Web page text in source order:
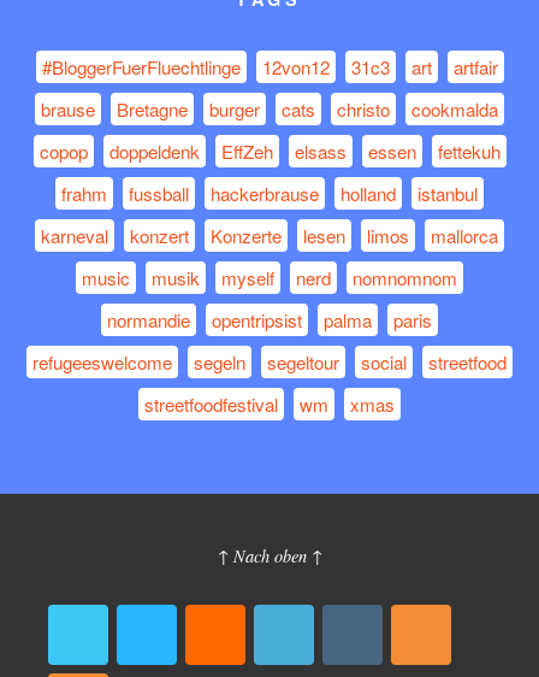
#BloggerFuerFluechtlinge 12von12 31c3 art
artfair
brause
Bretagne burger cats christo
cookmalda
copop
doppeldenk EffZeh elsass essen
fettekuh
frahm
fussball hackerbrause holland
istanbul
karneval
konzert Konzerte lesen limos
mallorca
music
musik myself nerd
nomnomnom
normandie
opentripsist palma
paris
refugeeswelcome
segeln segeltour social
streetfood
streetfoodfestival
wm xmas
↑ Nach oben ↑